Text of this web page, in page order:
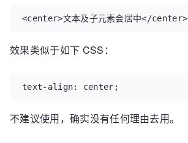
<center>文本及子元素会居中</center>
效果类似于如下 CSS：
text-align: center;
不建议使用，确实没有任何理由去用。